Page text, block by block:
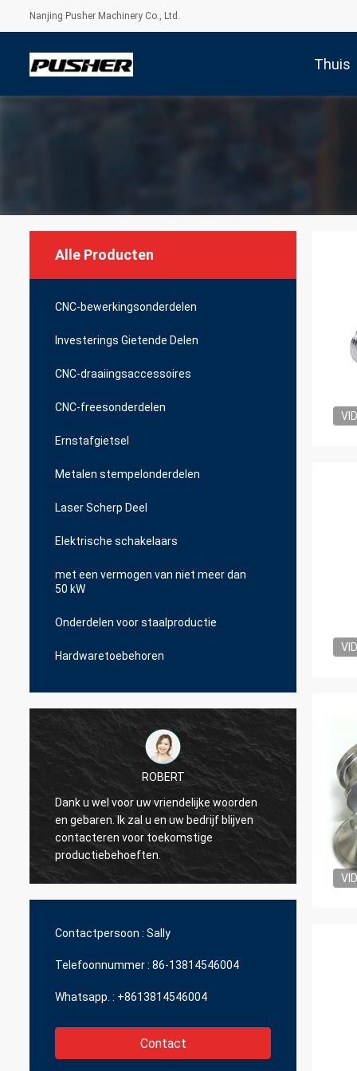
Nanjing Pusher Machinery Co., Ltd.
Thuis
Alle Producten
CNC-bewerkingsonderdelen
Investerings Gietende Delen
CNC-draaiingsaccessoires
CNC-freesonderdelen
Ernstafgietsel
Metalen stempelonderdelen
Laser Scherp Deel
Elektrische schakelaars
met een vermogen van niet meer dan
50 kW
Onderdelen voor staalproductie
Hardwaretoebehoren
ROBERT
Dank u wel voor uw vriendelijke woorden
en gebaren. Ik zal u en uw bedrijf blijven
contacteren voor toekomstige
productiebehoeften.
Ik wil
erg
Contactpersoon : Sally
Telefoonnummer : 86-13814546004
Whatsapp. : +8613814546004
Contact